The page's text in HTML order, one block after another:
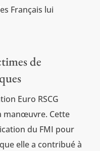
Français lui
de
Euro RSCG
manœuvre. Cette
du FMI pour
elle a contribué à